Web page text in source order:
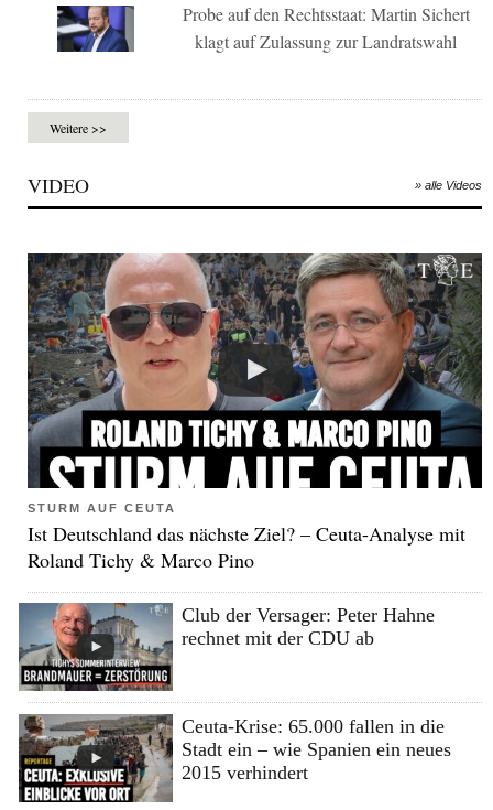
Probe auf den Rechtsstaat: Martin Sichert
klagt auf Zulassung zur Landratswahl
Weitere >>
VIDEO » alle Videos
STURM AUF CEUTA
Ist Deutschland das nächste Ziel? – Ceuta-Analyse mit
Roland Tichy & Marco Pino
Club der Versager: Peter Hahne
rechnet mit der CDU ab
Ceuta-Krise: 65.000 fallen in die
Stadt ein – wie Spanien ein neues
2015 verhindert